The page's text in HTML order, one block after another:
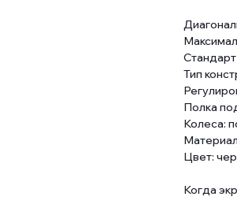
Тип
Полка
Колеса:
Цвет:
Когда